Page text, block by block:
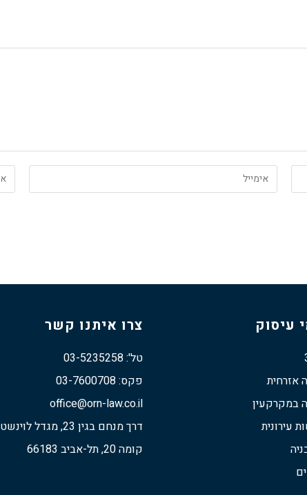
עיסוק
אזרחית
במקרקעין
עירונית
צרו איתנו קשר
טל': 03-5235258
פקס: 03-7600708
office@orn-law.co.il
דרך מנחם בגין 23, מגדל לוינשטיין
קומה 20, תל-אביב 66183